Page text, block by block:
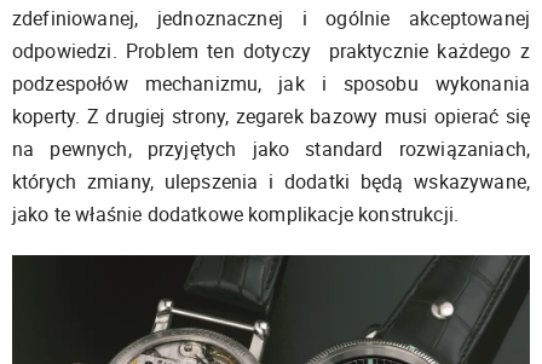
zdefiniowanej, jednoznacznej i ogólnie akceptowanej
odpowiedzi. Problem ten dotyczy praktycznie każdego z
podzespołów mechanizmu, jak i sposobu wykonania
koperty. Z drugiej strony, zegarek bazowy musi opierać się
na pewnych, przyjętych jako standard rozwiązaniach,
których zmiany, ulepszenia i dodatki będą wskazywane,
jako te właśnie dodatkowe komplikacje konstrukcji.